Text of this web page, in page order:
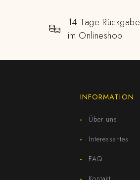
14 Tage
im Onlineshop
INFORMATION
Über uns
Interessantes
FAQ